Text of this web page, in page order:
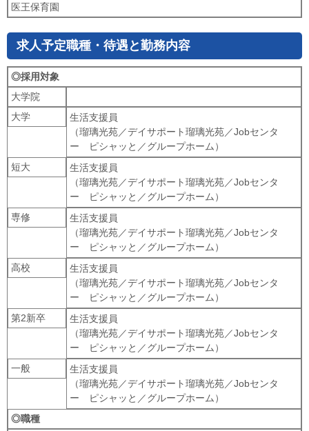
医王保育園
求人予定職種・待遇と勤務内容
◎採用対象
大学院
大学
生活支援員
（瑠璃光苑／デイサポート瑠璃光苑／Jobセンタ
ー ピシャッと／グループホーム）
短大
生活支援員
（瑠璃光苑／デイサポート瑠璃光苑／Jobセンタ
ー ピシャッと／グループホーム）
専修
生活支援員
（瑠璃光苑／デイサポート瑠璃光苑／Jobセンタ
ー ピシャッと／グループホーム）
高校
生活支援員
（瑠璃光苑／デイサポート瑠璃光苑／Jobセンタ
ー ピシャッと／グループホーム）
第2新卒
生活支援員
（瑠璃光苑／デイサポート瑠璃光苑／Jobセンタ
ー ピシャッと／グループホーム）
一般
生活支援員
（瑠璃光苑／デイサポート瑠璃光苑／Jobセンタ
ー ピシャッと／グループホーム）
◎職種